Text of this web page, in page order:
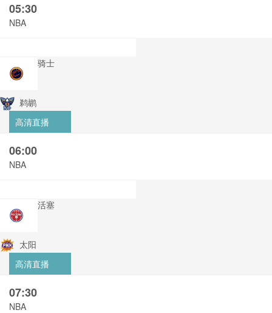
05:30
NBA
骑士
鹈鹕
高清直播
06:00
NBA
活塞
太阳
高清直播
07:30
NBA